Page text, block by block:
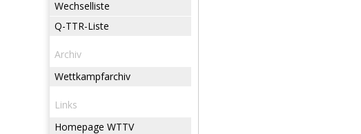
Wechselliste
Q-TTR-Liste
Archiv
Wettkampfarchiv
Links
Homepage WTTV